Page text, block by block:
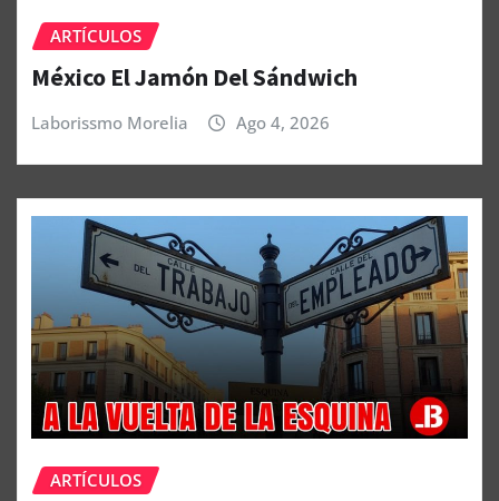
ARTÍCULOS
México El Jamón Del Sándwich
Laborissmo Morelia Ago 4, 2026
ARTÍCULOS